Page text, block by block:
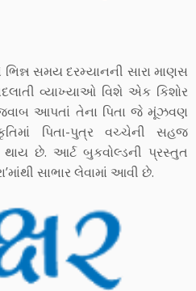
સમય દરમ્યાનની સારા માણસ
વ્યાખ્યાઓ વિશે એક કિશોર
આપતાં તેના પિતા જે મૂંઝવણ
પિતા-પુત્ર વચ્ચેની સહજ
થાય છે. આર્ટ બુકવોલ્ડની પ્રસ્તુત
સાભાર લેવામાં આવી છે.